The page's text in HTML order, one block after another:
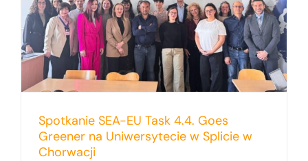
Spotkanie SEA-EU Task 4.4. Goes
Greener na Uniwersytecie w Splicie w
Chorwacji